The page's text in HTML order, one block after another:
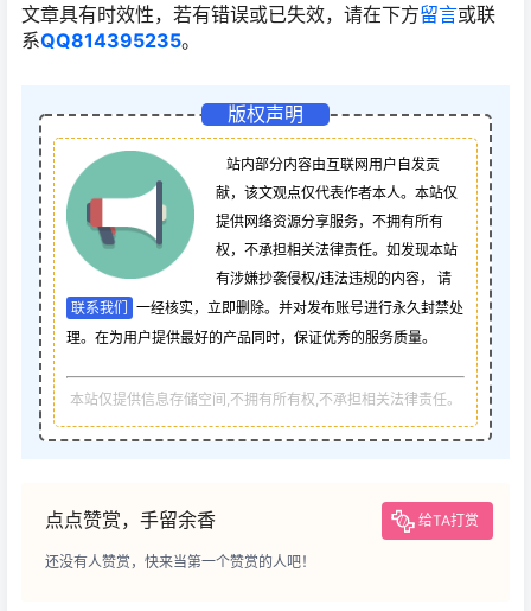
文章具有时效性，若有错误或已失效，请在下方留言或联
系QQ814395235。
版权声明
站内部分内容由互联网用户自发贡
献，该文观点仅代表作者本人。本站仅
提供网络资源分享服务，不拥有所有
权，不承担相关法律责任。如发现本站
有涉嫌抄袭侵权/违法违规的内容， 请
联系我们
一经核实，立即删除。并对发布账号进行永久封禁处
理。在为用户提供最好的产品同时，保证优秀的服务质量。
本站仅提供信息存储空间,不拥有所有权,不承担相关法律责任。
点点赞赏，手留余香 给TA打赏
还没有人赞赏，快来当第一个赞赏的人吧！